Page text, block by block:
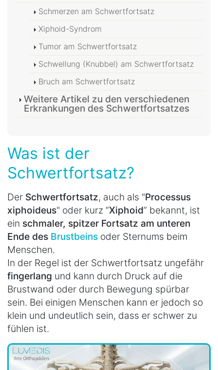
Schmerzen am Schwertfortsatz
Xiphoid-Syndrom
Tumor am Schwertfortsatz
Schwellung (Knubbel) am Schwertfortsatz
Bruch am Schwertfortsatz
Weitere Artikel zu den verschiedenen
Erkrankungen des Schwertfortsatzes
Was ist der
Schwertfortsatz?
Der Schwertfortsatz, auch als "Processus
xiphoideus" oder kurz “Xiphoid” bekannt, ist
ein schmaler, spitzer Fortsatz am unteren
Ende des Brustbeins oder Sternums beim
Menschen.
In der Regel ist der Schwertfortsatz ungefähr
fingerlang und kann durch Druck auf die
Brustwand oder durch Bewegung spürbar
sein. Bei einigen Menschen kann er jedoch so
klein und undeutlich sein, dass er schwer zu
fühlen ist.